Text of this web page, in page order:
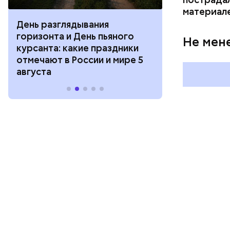
День разглядывания
горизонта и День пьяного
курсанта: какие праздники
отмечают в России и мире 5
августа
День
праздники
и мире 4
Не